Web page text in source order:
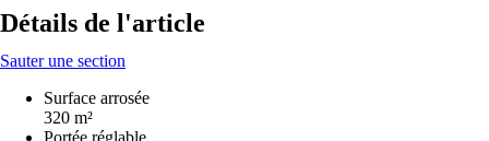
Détails de l'article
Sauter une section
Surface arrosée
320 m²
Portée réglable